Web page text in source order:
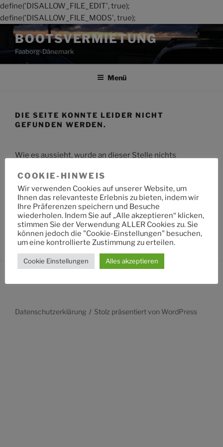
define('DISALLOW_FILE_EDIT', true);
define('DISALLOW_FILE_MODS', true);
Zum
Inhalt
springen
BOOTSVERMIETUNG
Faaborg-Dänemark
Menü
DIE SEITE KONNTE LEIDER NICHT
GEFUNDEN WERDEN.
Wie es aussieht, wurde an dieser Stelle nichts
Suche
nach:
Datenschutzerklärung Stolz präsentiert von WordPress
COOKIE-HINWEIS
Wir verwenden Cookies auf unserer Website, um
Ihnen das relevanteste Erlebnis zu bieten, indem wir
Ihre Präferenzen speichern und Besuche
wiederholen. Indem Sie auf „Alle akzeptieren“ klicken,
stimmen Sie der Verwendung ALLER Cookies zu. Sie
können jedoch die "Cookie-Einstellungen" besuchen,
um eine kontrollierte Zustimmung zu erteilen.
Cookie Einstellungen Alles akzeptieren